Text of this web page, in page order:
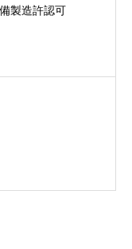
製造許認可